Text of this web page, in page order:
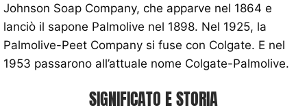
Johnson Soap Company, che apparve nel 1864 e
lanciò il sapone Palmolive nel 1898. Nel 1925, la
Palmolive-Peet Company si fuse con Colgate. E nel
1953 passarono all’attuale nome Colgate-Palmolive.
SIGNIFICATO E STORIA